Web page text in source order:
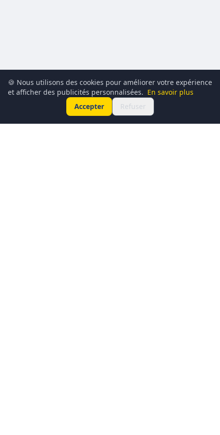
🍪 Nous utilisons des cookies pour améliorer votre expérience
et afficher des publicités personnalisées. En savoir plus
Accepter
Refuser